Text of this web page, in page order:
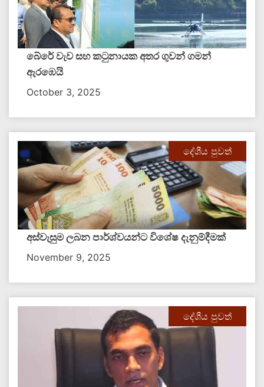
බේරේ වැව සහ කටුනායක අතර ගුවන් ගමන්
ඇරඹෙයි
October 3, 2025
දේශීය පුවත්
අස්වැසුම ලබන පාර්ශ්වයන්ට විශේෂ දැනුම්දීමක්
November 9, 2025
දේශීය පුවත්